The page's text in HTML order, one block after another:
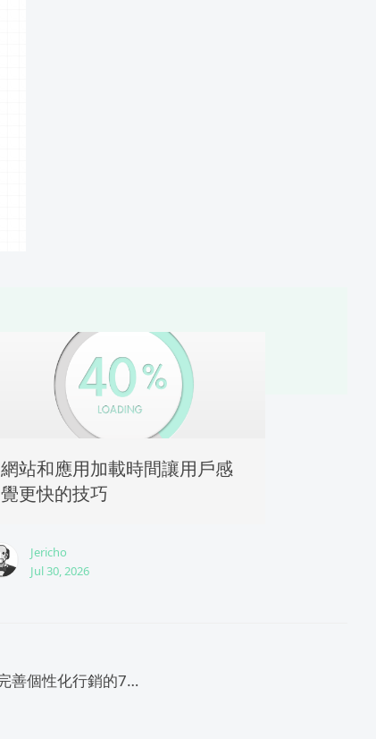
網站和應用加載時間讓用戶感
覺更快的技巧
Jericho
Jul 30, 2026
電子商務網站完善個性化行銷的7個技巧